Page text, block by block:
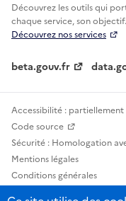
Découvrez les outils qui
chaque service, son objectif.
Découvrez nos services
beta.gouv.fr
Accessibilité :
Code source
Sécurité : Homologation
Mentions légales
Conditions générales